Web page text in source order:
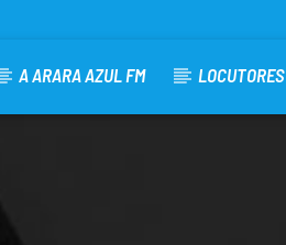
A ARARA AZUL FM LOCUTORES